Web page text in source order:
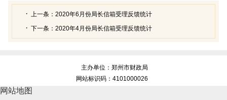
上一条： 2020年6月份局长信箱受理反馈统计
下一条： 2020年4月份局长信箱受理反馈统计
主办单位：郑州市财政局
网站标识码：4101000026
网站地图